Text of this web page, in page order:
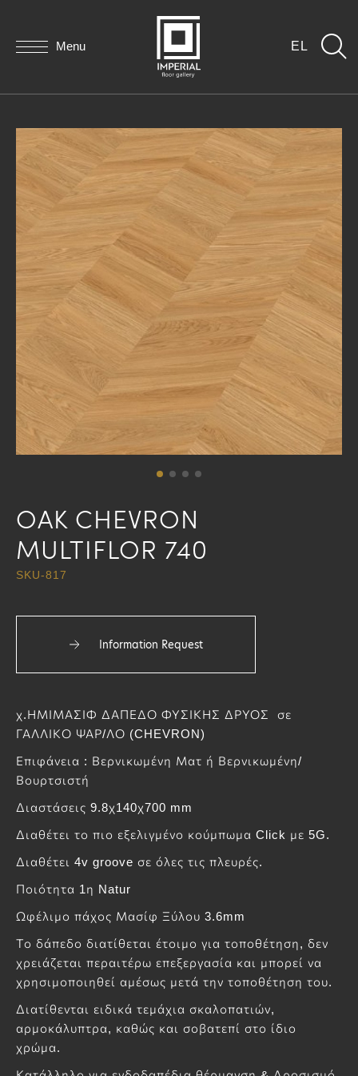
Menu EL
OAK CHEVRON
MULTIFLOR 740
SKU-817
Information Request
χ.ΗΜΙΜΑΣΙΦ ΔΑΠΕΔΟ ΦΥΣΙΚΗΣ ΔΡΥΟΣ σε
ΓΑΛΛΙΚΟ ΨΑΡ/ΛΟ (CHEVRON)
Επιφάνεια : Βερνικωμένη Ματ ή Βερνικωμένη/
Βουρτσιστή
Διαστάσεις 9.8χ140χ700 mm
Διαθέτει το πιο εξελιγμένο κούμπωμα Click με 5G.
Διαθέτει 4v groove σε όλες τις πλευρές.
Ποιότητα 1η Natur
Ωφέλιμο πάχος Μασίφ Ξύλου 3.6mm
Το δάπεδο διατίθεται έτοιμο για τοποθέτηση, δεν
χρειάζεται περαιτέρω επεξεργασία και μπορεί να
χρησιμοποιηθεί αμέσως μετά την τοποθέτηση του.
Διατίθενται ειδικά τεμάχια σκαλοπατιών,
αρμοκάλυπτρα, καθώς και σοβατεπί στο ίδιο
χρώμα.